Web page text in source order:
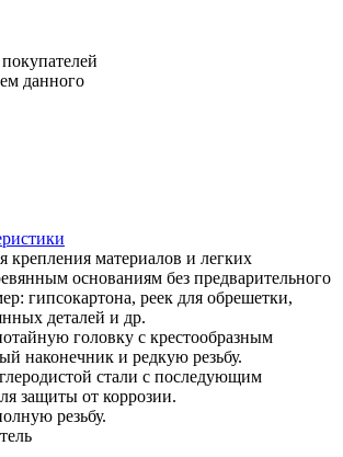
данного
крепления материалов и легких
основаниям без предварительного
гипсокартона, реек для обрешетки,
деталей и др.
головку с крестообразным
наконечник и редкую резьбу.
стали с последующим
защиты от коррозии.
резьбу.